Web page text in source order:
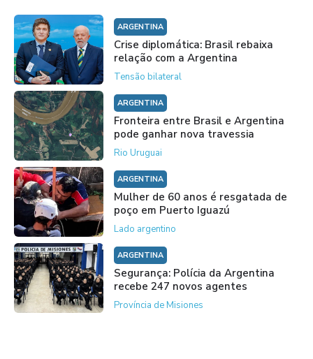
ARGENTINA
Crise diplomática: Brasil rebaixa
relação com a Argentina
Tensão bilateral
ARGENTINA
Fronteira entre Brasil e Argentina
pode ganhar nova travessia
Rio Uruguai
ARGENTINA
Mulher de 60 anos é resgatada de
poço em Puerto Iguazú
Lado argentino
ARGENTINA
Segurança: Polícia da Argentina
recebe 247 novos agentes
Província de Misiones